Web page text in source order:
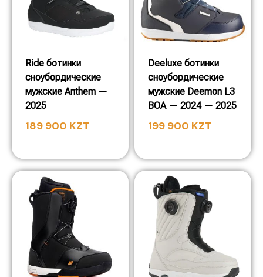
Ride ботинки
сноубордические
мужские Anthem —
2025
189 900 KZT
Deeluxe ботинки
сноубордические
мужские Deemon L3
BOA — 2024 — 2025
199 900 KZT